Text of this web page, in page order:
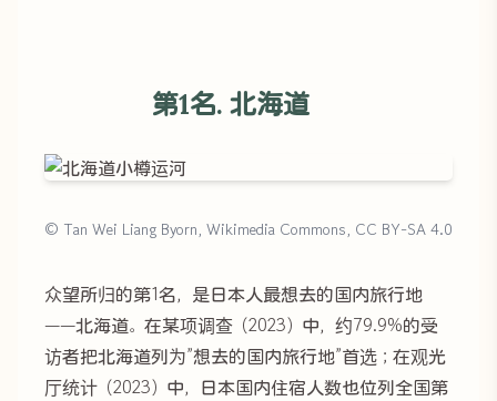
第1名. 北海道
© Tan Wei Liang Byorn, Wikimedia Commons, CC BY-SA 4.0
众望所归的第1名，是日本人最想去的国内旅行地
——北海道。在某项调查（2023）中，约79.9%的受
访者把北海道列为”想去的国内旅行地”首选；在观光
厅统计（2023）中，日本国内住宿人数也位列全国第